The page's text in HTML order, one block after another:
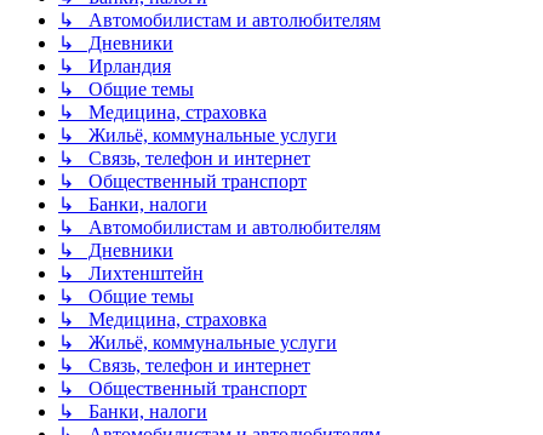
↳ Автомобилистам и автолюбителям
↳ Дневники
↳ Ирландия
↳ Общие темы
↳ Медицина, страховка
↳ Жильё, коммунальные услуги
↳ Связь, телефон и интернет
↳ Общественный транспорт
↳ Банки, налоги
↳ Автомобилистам и автолюбителям
↳ Дневники
↳ Лихтенштейн
↳ Общие темы
↳ Медицина, страховка
↳ Жильё, коммунальные услуги
↳ Связь, телефон и интернет
↳ Общественный транспорт
↳ Банки, налоги